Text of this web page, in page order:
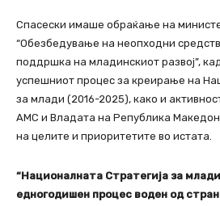
Спасески имаше обраќање на
“Обезбедување на неопходни
поддршка на младинскиот развој”,
успешниот процес за креирање на
за млади (2016-2025), како и
АМС и Владата на Република
на целите и приоритетите во истата.
“Националната Стратегија за
едногодишен процес воден од